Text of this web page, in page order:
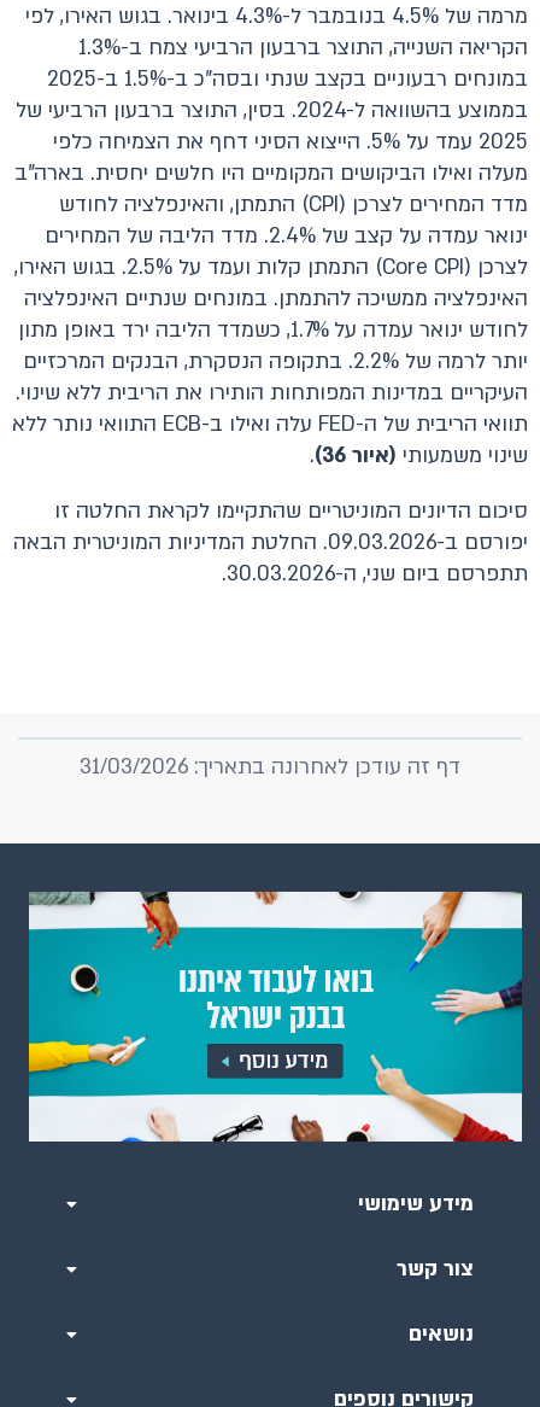
מרמה של 4.5% בנובמבר ל-4.3% בינואר. בגוש האירו, לפי
הקריאה השנייה, התוצר ברבעון הרביעי צמח ב-1.3%
במונחים רבעוניים בקצב שנתי ובסה"כ ב-1.5% ב-2025
בממוצע בהשוואה ל-2024. בסין, התוצר ברבעון הרביעי של
2025 עמד על 5%. הייצוא הסיני דחף את הצמיחה כלפי
מעלה ואילו הביקושים המקומיים היו חלשים יחסית. בארה"ב
מדד המחירים לצרכן (CPI) התמתן, והאינפלציה לחודש
ינואר עמדה על קצב של 2.4%. מדד הליבה של המחירים
לצרכן (Core CPI) התמתן קלות ועמד על 2.5%. בגוש האירו,
האינפלציה ממשיכה להתמתן. במונחים שנתיים האינפלציה
לחודש ינואר עמדה על 1.7%, כשמדד הליבה ירד באופן מתון
יותר לרמה של 2.2%. בתקופה הנסקרת, הבנקים המרכזיים
העיקריים במדינות המפותחות הותירו את הריבית ללא שינוי.
תוואי הריבית של ה-FED עלה ואילו ב-ECB התוואי נותר ללא
שינוי משמעותי (איור 36)
.
סיכום הדיונים המוניטריים שהתקיימו לקראת החלטה זו
יפורסם ב-09.03.2026. החלטת המדיניות המוניטרית הבאה
תתפרסם ביום שני, ה-30.03.2026.
דף זה עודכן לאחרונה בתאריך: 31/03/2026
מידע שימושי
צור קשר
נושאים
קישורים נוספים